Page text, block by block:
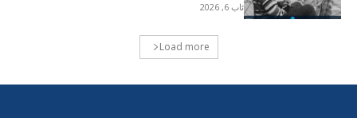
ئاب 6, 2026
Load more